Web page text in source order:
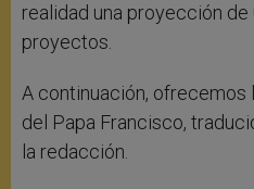
realidad una proyección
proyectos.
A continuación,
del Papa Francisco,
la redacción.